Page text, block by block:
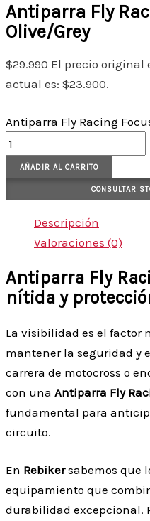
Antiparra Fly
Olive/Grey
$29.990 El precio original
actual es: $23.900.
Antiparra Fly Racing
AÑADIR AL CARRITO
CONSULTAR
Descripción
Valoraciones (0)
Antiparra Fly
nítida y
La visibilidad es el factor
mantener la seguridad y
carrera de motocross o
con una Antiparra Fly
fundamental para
circuito.
En Rebikersabemos que
equipamiento que
durabilidad excepcional.